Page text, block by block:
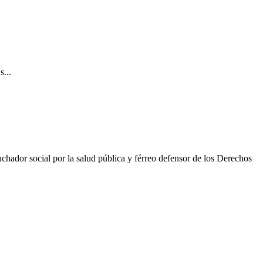
social por la salud pública y férreo defensor de los Derechos